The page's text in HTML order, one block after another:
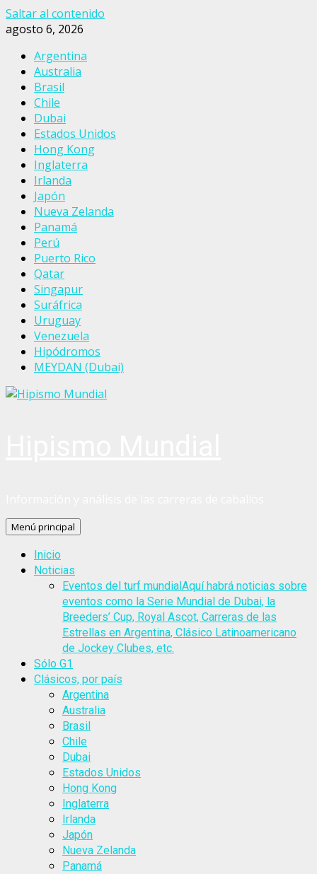
Saltar al contenido
agosto 6, 2026
Argentina
Australia
Brasil
Chile
Dubai
Estados Unidos
Hong Kong
Inglaterra
Irlanda
Japón
Nueva Zelanda
Panamá
Perú
Puerto Rico
Qatar
Singapur
Suráfrica
Uruguay
Venezuela
Hipódromos
MEYDAN (Dubai)
Menú principal
Inicio
Noticias
Eventos del turf mundialAquí habrá noticias sobre
eventos como la Serie Mundial de Dubai, la
Breeders’ Cup, Royal Ascot, Carreras de las
Estrellas en Argentina, Clásico Latinoamericano
de Jockey Clubes, etc.
Sólo G1
Clásicos, por país
Argentina
Australia
Brasil
Chile
Dubai
Estados Unidos
Hong Kong
Inglaterra
Irlanda
Japón
Nueva Zelanda
Panamá